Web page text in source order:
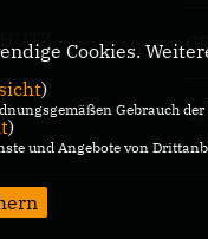
Cookies.
)
Gebrauch der
)
und Angebote von